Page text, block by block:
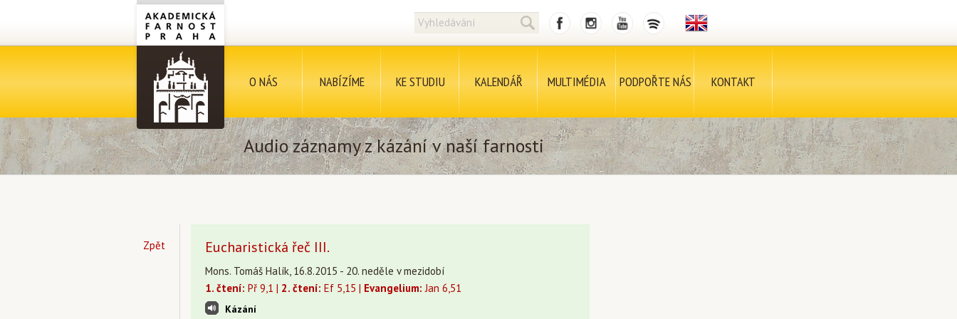
O NÁS NABÍZÍME KE STUDIU KALENDÁŘ MULTIMÉDIA PODPOŘTE NÁS KONTAKT
Audio záznamy z kázání v naší farnosti
Zpět Eucharistická řeč III.
Mons. Tomáš Halík, 16.8.2015 - 20. neděle v mezidobí
1. čtení: Př 9,1 | 2. čtení: Ef 5,15 | Evangelium: Jan 6,51
Kázání